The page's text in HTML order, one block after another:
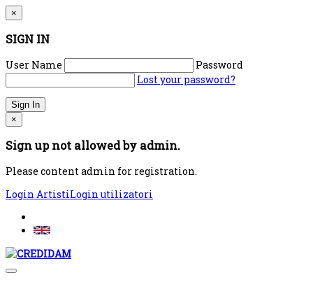
×
SIGN IN
User Name
Password
Lost your password?
×
Sign up not allowed by admin.
Please content admin for registration.
Login ArtistiLogin utilizatori